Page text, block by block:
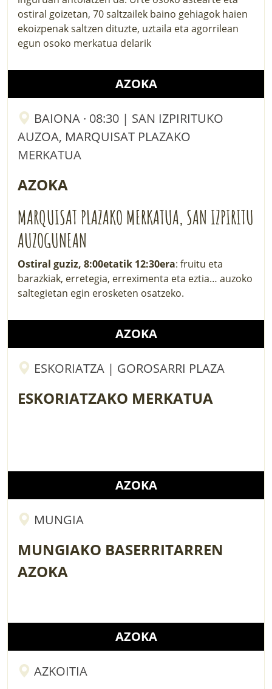
ostiral goizetan, 70 saltzailek baino gehiagok haien
ekoizpenak saltzen dituzte, uztaila eta agorrilean
egun osoko merkatua delarik
AZOKA
BAIONA · 08:30 | SAN IZPIRITUKO
AUZOA, MARQUISAT PLAZAKO
MERKATUA
AZOKA
MARQUISAT PLAZAKO MERKATUA, SAN IZPIRITU
AUZOGUNEAN
Ostiral guziz, 8:00etatik 12:30era: fruitu eta
barazkiak, erretegia, erreximenta eta eztia… auzoko
saltegietan egin erosketen osatzeko.
AZOKA
ESKORIATZA | GOROSARRI PLAZA
ESKORIATZAKO MERKATUA
AZOKA
MUNGIA
MUNGIAKO BASERRITARREN
AZOKA
AZOKA
AZKOITIA